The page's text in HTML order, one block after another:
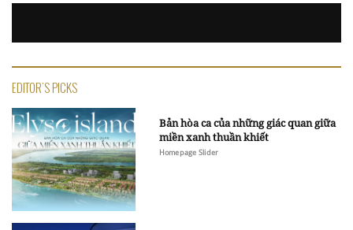
EDITOR'S PICKS
Bản hòa ca của những giác quan giữa
miền xanh thuần khiết
Homepage Slider